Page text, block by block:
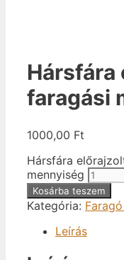
Hársfára
faragási
1000,00 Ft
Hársfára
mennyiség
Kosárba teszem
Kategória:
Leírás